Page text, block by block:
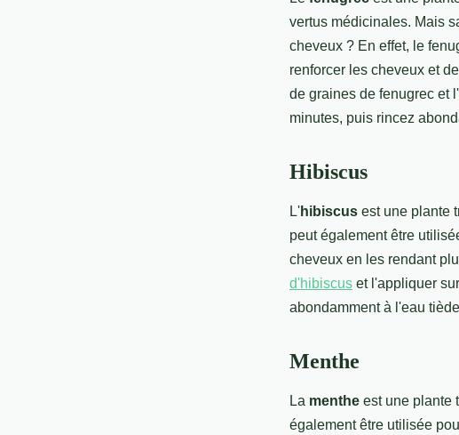
vertus médicinales. Mais
cheveux ? En effet, le
renforcer les cheveux et
de graines de fenugrec et l'
minutes, puis rincez
Hibiscus
L'hibiscus est une plante
peut également être
cheveux en les rendant
d'hibiscus et l'appliquer
abondamment à l'eau
Menthe
La menthe est une plante
également être utilisée